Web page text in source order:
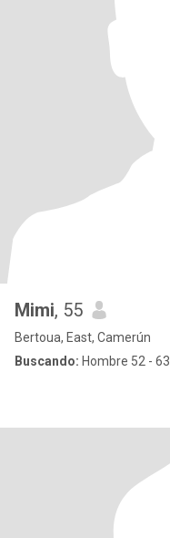
Mimi, 55
Bertoua, East, Camerún
Buscando: Hombre 52 - 63